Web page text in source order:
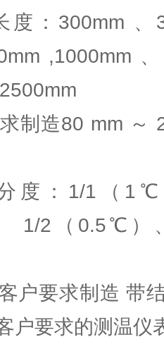
：300mm 、
,1000mm
制造80 mm ～
度：1/1（
1/2（0.5℃）
户要求制造 带
户要求的测温仪